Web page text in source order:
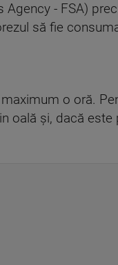
- FSA)
să fie
o oră.
oală și, dacă este